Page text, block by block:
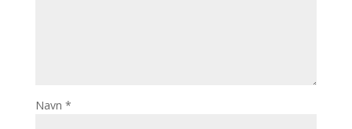
Navn *